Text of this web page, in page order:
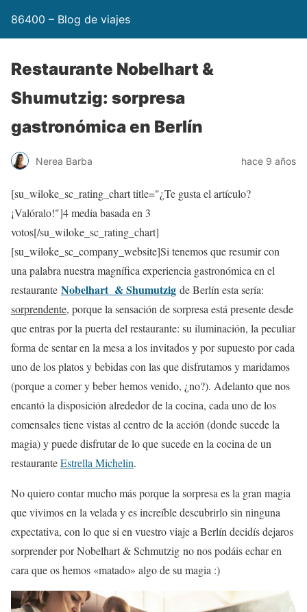
86400 – Blog de viajes
Restaurante Nobelhart &
Shumutzig: sorpresa
gastronómica en Berlín
Nerea Barba hace 9 años
[su_wiloke_sc_rating_chart title="¿Te gusta el artículo?
¡Valóralo!"]4media basada en 3
votos[/su_wiloke_sc_rating_chart]
[su_wiloke_sc_company_website]Si tenemos que resumir con
una palabra nuestra magnífica experiencia gastronómica en el
restaurante Nobelhart & Shumutzig de Berlín esta sería:
sorprendente, porque la sensación de sorpresa está presente desde
que entras por la puerta del restaurante: su iluminación, la peculiar
forma de sentar en la mesa a los invitados y por supuesto por cada
uno de los platos y bebidas con las que disfrutamos y maridamos
(porque a comer y beber hemos venido, ¿no?). Adelanto que nos
encantó la disposición alrededor de la cocina, cada uno de los
comensales tiene vistas al centro de la acción (donde sucede la
magia) y puede disfrutar de lo que sucede en la cocina de un
restauranteEstrella Michelin.
No quiero contar mucho más porque la sorpresa es la gran magia
que vivimos en la velada y es increíble descubrirlo sin ninguna
expectativa, con lo que si en vuestro viaje a Berlín decidís dejaros
sorprender por Nobelhart & Schmutzig no nos podáis echar en
cara que os hemos «matado» algo de su magia :)